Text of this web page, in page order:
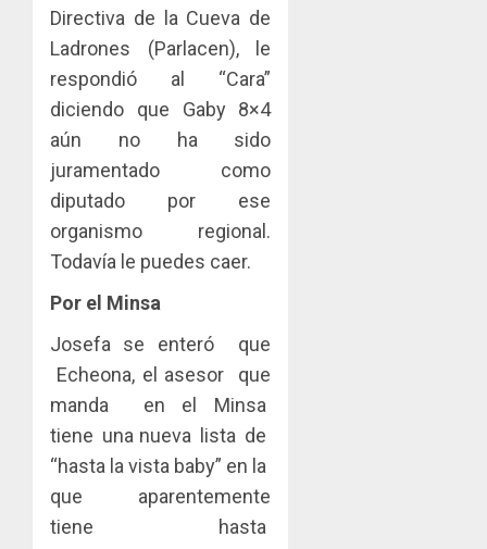
Directiva de la Cueva de
Ladrones (Parlacen), le
respondió al “Cara”
diciendo que Gaby 8×4
aún no ha sido
juramentado como
diputado por ese
organismo regional.
Todavía le puedes caer.
Por el Minsa
Josefa se enteró que
Echeona, el asesor que
manda en el Minsa
tiene una nueva lista de
“hasta la vista baby” en la
que aparentemente
tiene hasta